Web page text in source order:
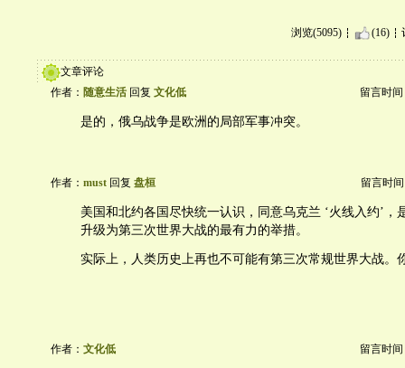
浏览(5095) (16)
文章评论
作者： 随意生活 回复 文化低 留言时间
是的，俄乌战争是欧洲的局部军事冲突。
作者： must 回复 盘桓 留言时间
美国和北约各国尽快统一认识，同意乌克兰 ‘火线入约’，
升级为第三次世界大战的最有力的举措。
实际上，人类历史上再也不可能有第三次常规世界大战。
作者： 文化低 留言时间